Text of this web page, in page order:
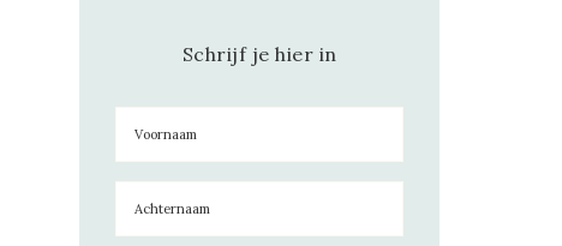
Schrijf je hier in